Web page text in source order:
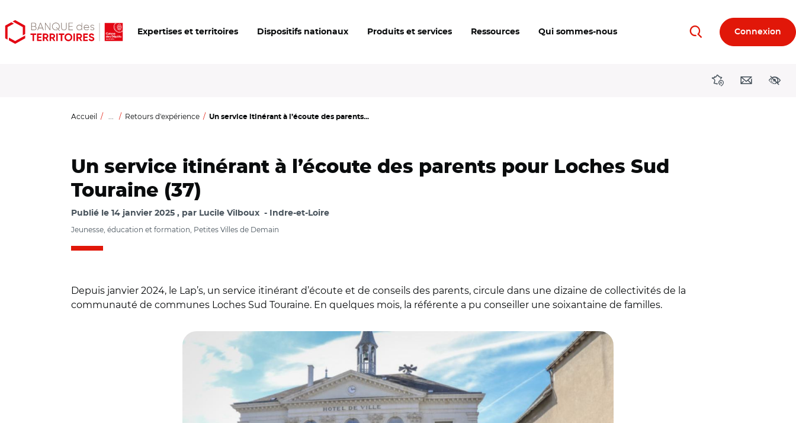
Aller
au
Aller
au
Ouvrir
les
Expertises et territoires Dispositifs nationaux Produits et services Ressources Qui sommes-nous RechercherConnexion
DirectionsContact
Accueil ... Retours d'expérience Un service itinérant à l’écoute des parents...
Un service itinérant à l’écoute des parents pour Loches Sud
Touraine (37)
Publié le 14 janvier 2025 par Lucile Vilboux Indre-et-Loire
Jeunesse, éducation et formation, Petites Villes de Demain
Depuis janvier 2024, le Lap’s, un service itinérant d’écoute et de conseils des parents, circule dans une dizaine de collectivités de la
communauté de communes Loches Sud Touraine. En quelques mois, la référente a pu conseiller une soixantaine de familles.